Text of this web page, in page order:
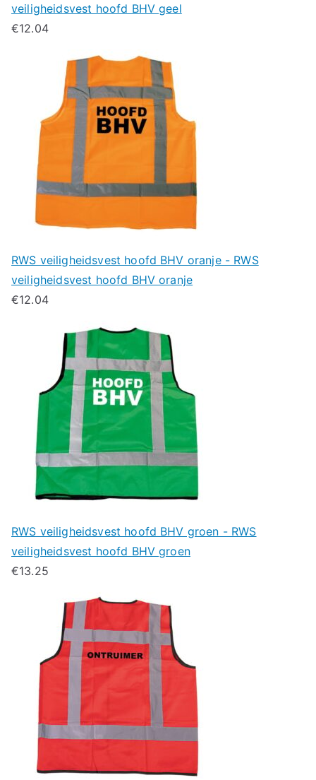
veiligheidsvest hoofd BHV geel
€12.04
RWS veiligheidsvest hoofd BHV oranje - RWS
veiligheidsvest hoofd BHV oranje
€12.04
RWS veiligheidsvest hoofd BHV groen - RWS
veiligheidsvest hoofd BHV groen
€13.25